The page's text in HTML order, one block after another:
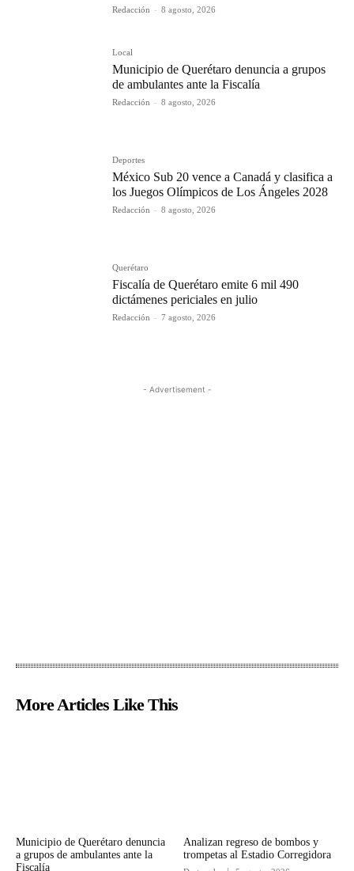
Redacción - 8 agosto, 2026
Local
Municipio de Querétaro denuncia a grupos
de ambulantes ante la Fiscalía
Redacción - 8 agosto, 2026
Deportes
México Sub 20 vence a Canadá y clasifica a
los Juegos Olímpicos de Los Ángeles 2028
Redacción - 8 agosto, 2026
Querétaro
Fiscalía de Querétaro emite 6 mil 490
dictámenes periciales en julio
Redacción - 7 agosto, 2026
- Advertisement -
More Articles Like This
Municipio de Querétaro denuncia
a grupos de ambulantes ante la
Fiscalía
Analizan regreso de bombos y
trompetas al Estadio Corregidora